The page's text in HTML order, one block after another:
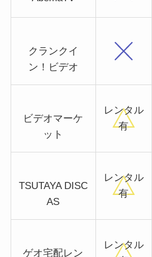
クランクイ
ン！ビデオ
ビデオマーケ
ット
レンタル
有
TSUTAYA DISC
AS
レンタル
有
ゲオ宅配レン
レンタル